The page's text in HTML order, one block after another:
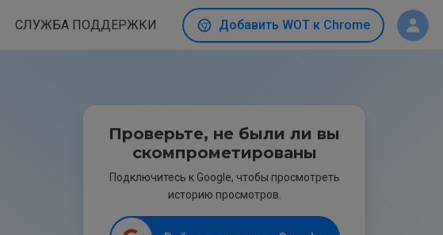
СЛУЖБА ПОДДЕРЖКИ Добавить WOT к Chrome
Проверьте, не были ли вы
скомпрометированы
Подключитесь к Google, чтобы просмотреть
историю просмотров.